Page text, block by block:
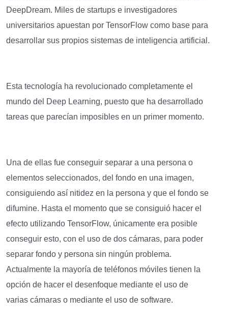
DeepDream. Miles de startups e investigadores
universitarios apuestan por TensorFlow como base para
desarrollar sus propios sistemas de inteligencia artificial.
Esta tecnología ha revolucionado completamente el
mundo del Deep Learning, puesto que ha desarrollado
tareas que parecían imposibles en un primer momento.
Una de ellas fue conseguir separar a una persona o
elementos seleccionados, del fondo en una imagen,
consiguiendo así nitidez en la persona y que el fondo se
difumine. Hasta el momento que se consiguió hacer el
efecto utilizando TensorFlow, únicamente era posible
conseguir esto, con el uso de dos cámaras, para poder
separar fondo y persona sin ningún problema.
Actualmente la mayoría de teléfonos móviles tienen la
opción de hacer el desenfoque mediante el uso de
varias cámaras o mediante el uso de software.